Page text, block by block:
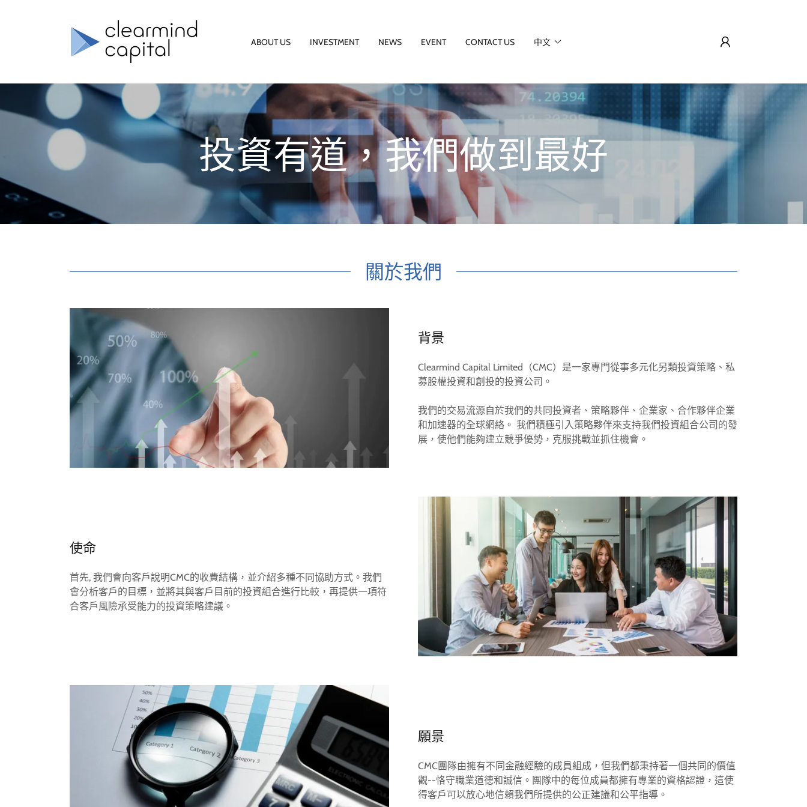
ABOUT US INVESTMENT NEWS EVENT CONTACT US 中文
投資有道，我們做到最好
關於我們
背景
Clearmind Capital Limited（CMC）是一家專門從事多元化另類投資策略、私
募股權投資和創投的投資公司。
我們的交易流源自於我們的共同投資者、策略夥伴、企業家、合作夥伴企業
和加速器的全球網絡。 我們積極引入策略夥伴來支持我們投資組合公司的發
展，使他們能夠建立競爭優勢，克服挑戰並抓住機會。
使命
首先, 我們會向客戶說明CMC的收費結構，並介紹多種不同協助方式。我們
會分析客戶的目標，並將其與客戶目前的投資組合進行比較，再提供一項符
合客戶風險承受能力的投資策略建議。
願景
CMC團隊由擁有不同金融經驗的成員組成，但我們都秉持著一個共同的價值
觀--恪守職業道德和誠信。團隊中的每位成員都擁有專業的資格認證，這使
得客戶可以放心地信賴我們所提供的公正建議和公平指導。